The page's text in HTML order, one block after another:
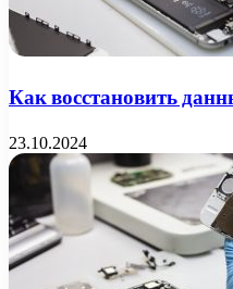
Как восстановить
23.10.2024